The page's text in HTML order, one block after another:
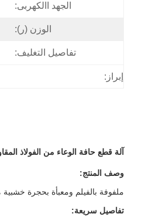
الجهد االكهربى:
الوزن (ر):
تفاصيل التغليف:
إبراز:
آلة قطع حافة الوعاء من الفولاذ
وصف المنتج:
ملفوفة بالفيلم ومعبأة بحجرة خشبية
تفاصيل سريعة: